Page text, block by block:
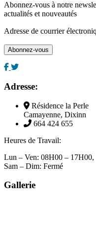
Abonnez-vous à notre
actualités et nouveautés
Adresse de courrier
Adresse:
Résidence la Perle
Camayenne, Dixinn
664 424 655
Heures de Travail:
Lun – Ven: 08H00 – 17H00,
Sam – Dim: Fermé
Gallerie